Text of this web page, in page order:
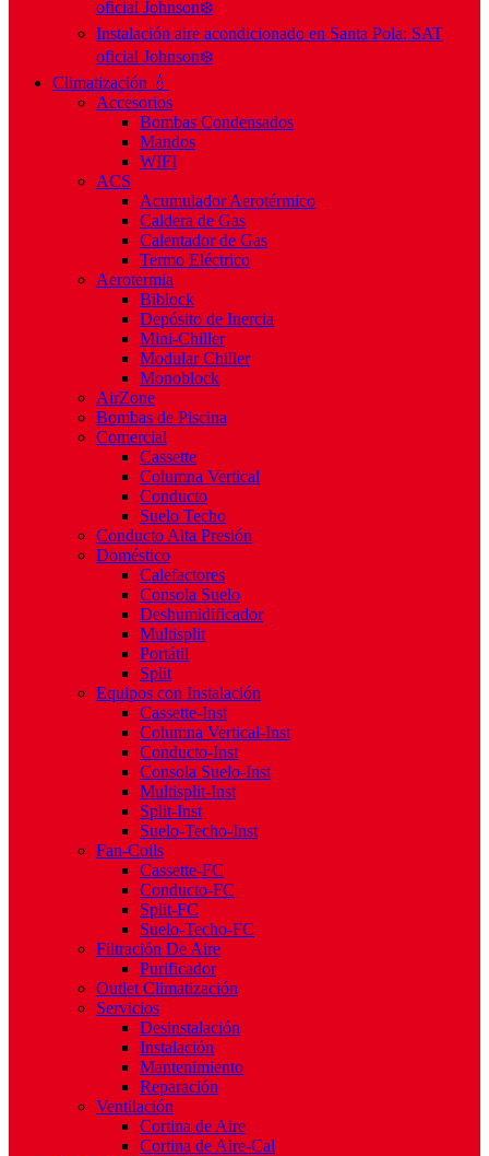
oficial Johnson❄️
Instalación aire acondicionado en Santa Pola: SAT
oficial Johnson❄️
Climatización 💧
Accesorios
Bombas Condensados
Mandos
WIFI
ACS
Acumulador Aerotérmico
Caldera de Gas
Calentador de Gas
Termo Eléctrico
Aerotermia
Biblock
Depósito de Inercia
Mini-Chiller
Modular Chiller
Monoblock
AirZone
Bombas de Piscina
Comercial
Cassette
Columna Vertical
Conducto
Suelo Techo
Conducto Alta Presión
Doméstico
Calefactores
Consola Suelo
Deshumidificador
Multisplit
Portátil
Split
Equipos con Instalación
Cassette-Inst
Columna Vertical-Inst
Conducto-Inst
Consola Suelo-Inst
Multisplit-Inst
Split-Inst
Suelo-Techo-Inst
Fan-Coils
Cassette-FC
Conducto-FC
Split-FC
Suelo-Techo-FC
Filtración De Aire
Purificador
Outlet Climatización
Servicios
Desinstalación
Instalación
Mantenimiento
Reparación
Ventilación
Cortina de Aire
Cortina de Aire-Cal